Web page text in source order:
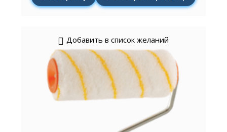
Добавить в список желаний